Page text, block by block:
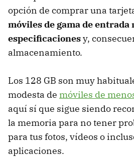
opción de comprar una
móviles de gama de
especificacionesy,
almacenamiento.
Los 128 GB son muy
modesta de móviles de
aquí sí que sigue siendo
la memoria para no tener
para tus fotos, vídeos o
aplicaciones.